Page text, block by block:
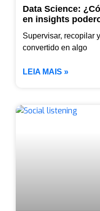
Data Science:
en insights
Supervisar, recopilar
convertido en algo
LEIA MAIS »